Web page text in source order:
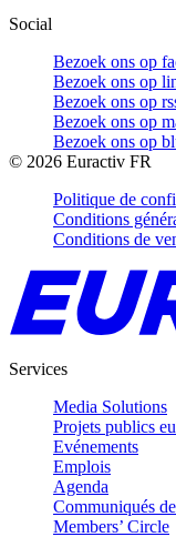
Social
Bezoek ons op
Bezoek ons op
Bezoek ons op
Bezoek ons op
Bezoek ons op
© 2026 Euractiv FR
Politique de
Conditions
Conditions de
Services
Media Solutions
Projets publics
Evénements
Emplois
Agenda
Communiqués
Members’ Circle